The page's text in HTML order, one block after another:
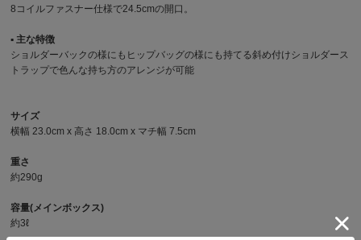
8コイルファスナー仕様で24.5cmの開口。
▪︎ 主な特徴
ショルダーバックの様にもヒップバッグの様にも持てる斜め付けショルダース
トラップで色んな持ち方のアレンジが可能
サイズ
横幅 23.0cm x 高さ 18.0cm x マチ幅 7.5cm
重さ
約290g
容量(メインボックス)
約3ℓ